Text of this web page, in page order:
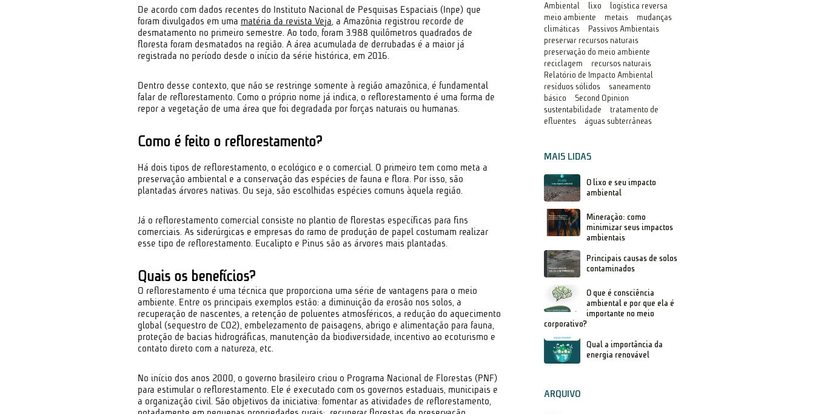
De acordo com dados recentes do Instituto Nacional de Pesquisas Espaciais (Inpe) que
foram divulgados em uma matéria da revista Veja, a Amazônia registrou recorde de
desmatamento no primeiro semestre. Ao todo, foram 3.988 quilômetros quadrados de
floresta foram desmatados na região. A área acumulada de derrubadas é a maior já
registrada no período desde o início da série histórica, em 2016.
Dentro desse contexto, que não se restringe somente à região amazônica, é fundamental
falar de reflorestamento. Como o próprio nome já indica, o reflorestamento é uma forma de
repor a vegetação de uma área que foi degradada por forças naturais ou humanas.
Como é feito o reflorestamento?
Há dois tipos de reflorestamento, o ecológico e o comercial. O primeiro tem como meta a
preservação ambiental e a conservação das espécies de fauna e flora. Por isso, são
plantadas árvores nativas. Ou seja, são escolhidas espécies comuns àquela região.
Já o reflorestamento comercial consiste no plantio de florestas específicas para fins
comerciais. As siderúrgicas e empresas do ramo de produção de papel costumam realizar
esse tipo de reflorestamento. Eucalipto e Pinus são as árvores mais plantadas.
Quais os benefícios?
O reflorestamento é uma técnica que proporciona uma série de vantagens para o meio
ambiente. Entre os principais exemplos estão: a diminuição da erosão nos solos, a
recuperação de nascentes, a retenção de poluentes atmosféricos, a redução do aquecimento
global (sequestro de CO2), embelezamento de paisagens, abrigo e alimentação para fauna,
proteção de bacias hidrográficas, manutenção da biodiversidade, incentivo ao ecoturismo e
contato direto com a natureza, etc.
No início dos anos 2000, o governo brasileiro criou o Programa Nacional de Florestas (PNF)
para estimular o reflorestamento. Ele é executado com os governos estaduais, municipais e
a organização civil. São objetivos da iniciativa: fomentar as atividades de reflorestamento,
Ambiental
lixo
logística reversa
meio ambiente
metais
mudanças
climáticas
Passivos Ambientais
preservar recursos naturais
preservação do meio ambiente
reciclagem
recursos naturais
Relatório de Impacto Ambiental
resíduos sólidos
saneamento
básico
Second Opinion
sustentabilidade
tratamento de
efluentes
águas subterrâneas
MAIS LIDAS
O lixo e seu impacto
ambiental
Mineração: como
minimizar seus impactos
ambientais
Principais causas de solos
contaminados
O que é consciência
ambiental e por que ela é
importante no meio
corporativo?
Qual a importância da
energia renovável
ARQUIVO